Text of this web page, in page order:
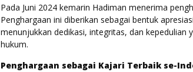
Pada Juni 2024 kemarin Hadiman menerima
Penghargaan ini diberikan sebagai bentuk
menunjukkan dedikasi, integritas, dan kepedulian
hukum.
Penghargaan sebagai Kajari Terbaik se-